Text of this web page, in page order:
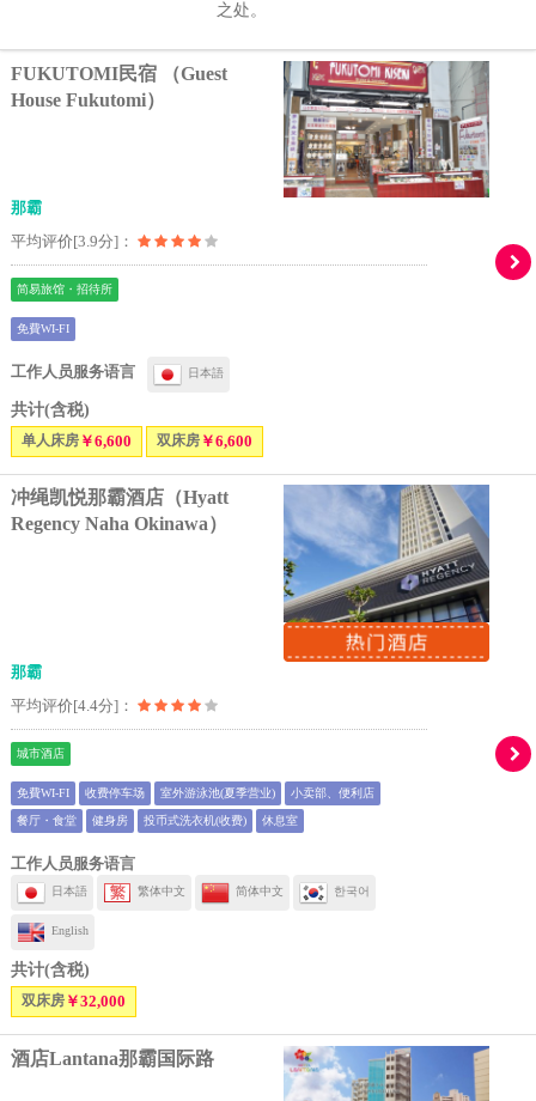
之处。
FUKUTOMI民宿 （Guest
House Fukutomi）
那霸
平均评价[3.9分]：
简易旅馆・招待所
免費WI-FI
工作人员服务语言 日本語
共计(含税)
单人床房￥6,600 双床房￥6,600
冲绳凯悦那霸酒店（Hyatt
Regency Naha Okinawa）
那霸
平均评价[4.4分]：
城市酒店
免費WI-FI 收费停车场 室外游泳池(夏季营业) 小卖部、便利店
餐厅・食堂 健身房 投币式洗衣机(收费) 休息室
工作人员服务语言
日本語 繁体中文 简体中文 한국어
English
共计(含税)
双床房￥32,000
酒店Lantana那霸国际路